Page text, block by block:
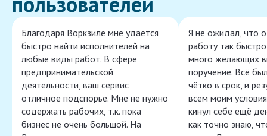
Благодаря Воркзиле мне удаётся
быстро найти исполнителей на
любые виды работ. В сфере
предпринимательской
деятельности, ваш сервис
отличное подспорье. Мне не нужно
содержать рабочих, т.к. пока
бизнес не очень большой. На
Я не ожидал, что
работу так
много желающих
поручение. Всё
чётко в срок, и
всем моим
кинул себе ещё
как точно знаю,